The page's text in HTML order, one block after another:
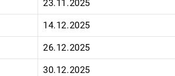
23.11.2025
14.12.2025
26.12.2025
30.12.2025